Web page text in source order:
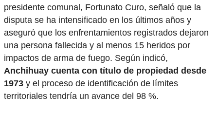
presidente comunal, Fortunato Curo, señaló que la
disputa se ha intensificado en los últimos años y
aseguró que los enfrentamientos registrados dejaron
una persona fallecida y al menos 15 heridos por
impactos de arma de fuego. Según indicó,
Anchihuay cuenta con título de propiedad desde
1973 y el proceso de identificación de límites
territoriales tendría un avance del 98 %.